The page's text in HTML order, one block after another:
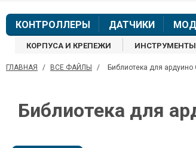
КОНТРОЛЛЕРЫ ДАТЧИКИ
КОРПУСА И КРЕПЕЖИ ИНСТРУМЕНТЫ
ГЛАВНАЯ / ВСЕ ФАЙЛЫ / Библиотека для ардуино
Библиотека для